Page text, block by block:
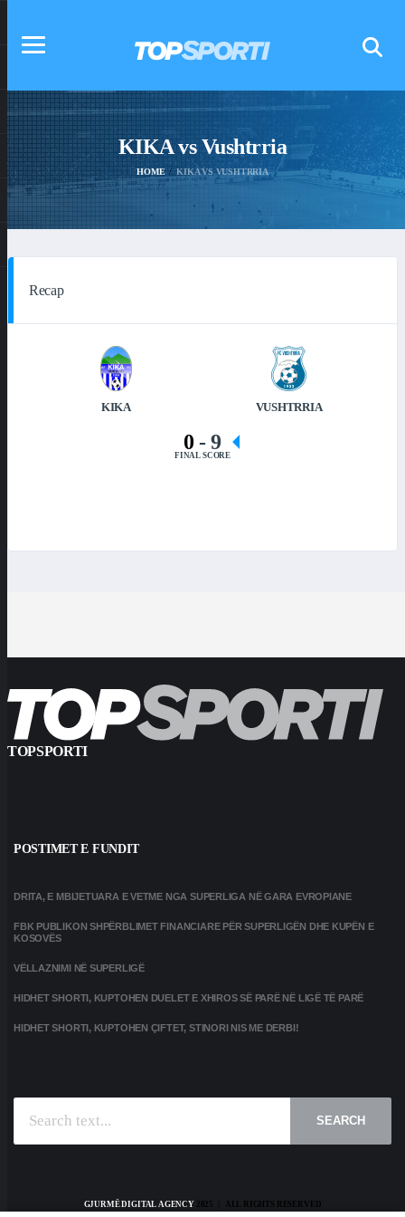
KIKA vs Vushtrria
HOME KIKA VS VUSHTRRIA
Recap
KIKA VUSHTRRIA
0- 9
FINAL SCORE
TOPSPORTI
POSTIMET E FUNDIT
DRITA, E MBIJETUARA E VETME NGA SUPERLIGA NË GARA EVROPIANE
FBK PUBLIKON SHPËRBLIMET FINANCIARE PËR SUPERLIGËN DHE KUPËN E
KOSOVËS
VËLLAZNIMI NË SUPERLIGË
HIDHET SHORTI, KUPTOHEN DUELET E XHIROS SË PARË NË LIGË TË PARË
HIDHET SHORTI, KUPTOHEN ÇIFTET, STINORI NIS ME DERBI!
SEARCH
GJURMË DIGITAL AGENCY2025 | ALL RIGHTS RESERVED